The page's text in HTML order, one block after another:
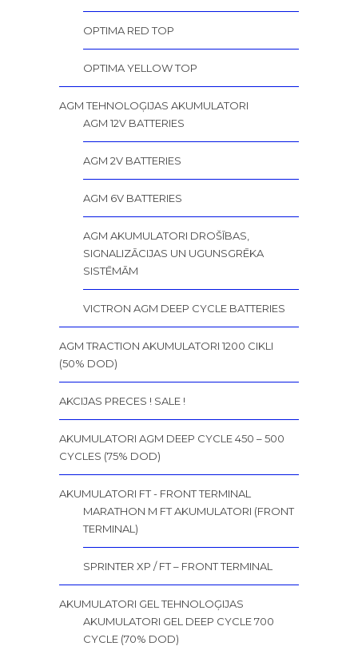
OPTIMA RED TOP
OPTIMA YELLOW TOP
AGM TEHNOLOĢIJAS AKUMULATORI
AGM 12V BATTERIES
AGM 2V BATTERIES
AGM 6V BATTERIES
AGM AKUMULATORI DROŠĪBAS,
SIGNALIZĀCIJAS UN UGUNSGRĒKA
SISTĒMĀM
VICTRON AGM DEEP CYCLE BATTERIES
AGM TRACTION AKUMULATORI 1200 CIKLI
(50% DOD)
AKCIJAS PRECES ! SALE !
AKUMULATORI AGM DEEP CYCLE 450 – 500
CYCLES (75% DOD)
AKUMULATORI FT - FRONT TERMINAL
MARATHON M FT AKUMULATORI (FRONT
TERMINAL)
SPRINTER XP / FT – FRONT TERMINAL
AKUMULATORI GEL TEHNOLOĢIJAS
AKUMULATORI GEL DEEP CYCLE 700
CYCLE (70% DOD)